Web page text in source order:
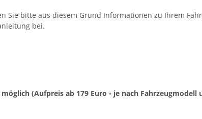
Sie bitte aus diesem Grund Informationen zu Ihrem
bei.
(Aufpreis ab 179 Euro - je nach